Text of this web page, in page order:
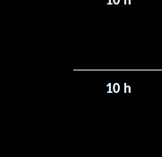
10 h